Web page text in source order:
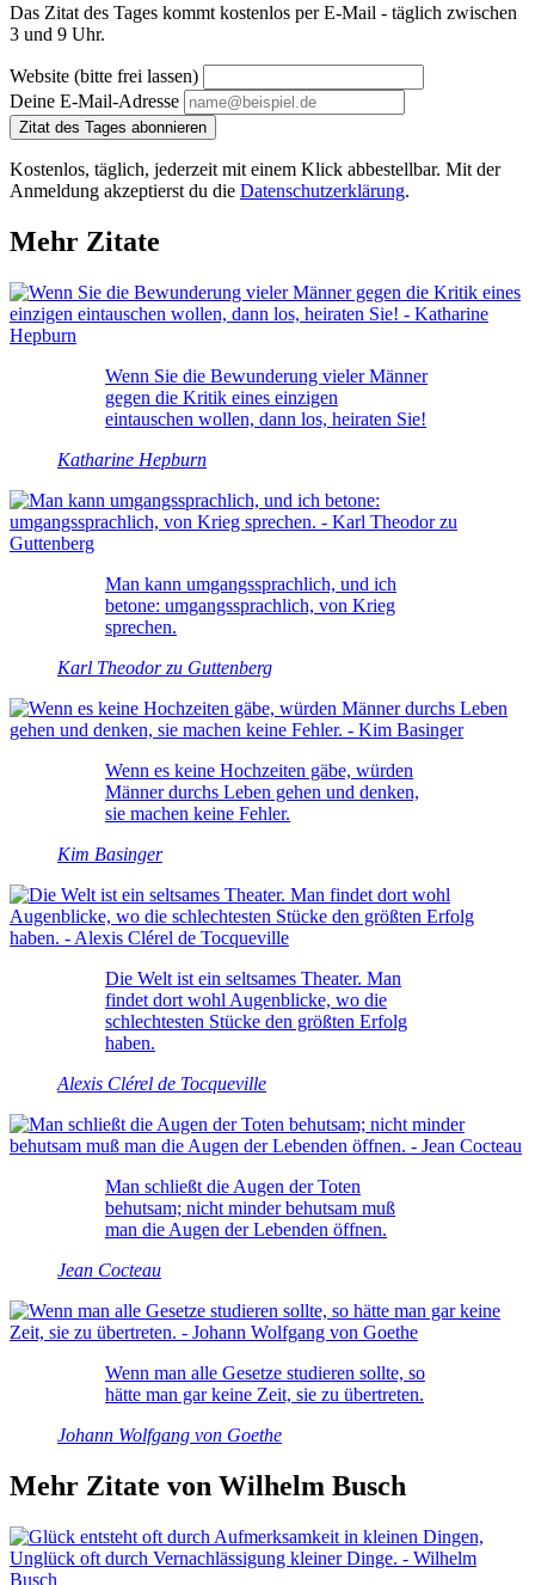
Das Zitat des Tages kommt kostenlos per E-Mail - täglich zwischen
3 und 9 Uhr.
Website (bitte frei lassen)
Deine E-Mail-Adresse
Zitat des Tages abonnieren
Kostenlos, täglich, jederzeit mit einem Klick abbestellbar. Mit der
Anmeldung akzeptierst du die Datenschutzerklärung.
Mehr Zitate
Wenn Sie die Bewunderung vieler Männer
gegen die Kritik eines einzigen
eintauschen wollen, dann los, heiraten Sie!
Katharine Hepburn
Man kann umgangssprachlich, und ich
betone: umgangssprachlich, von Krieg
sprechen.
Karl Theodor zu Guttenberg
Wenn es keine Hochzeiten gäbe, würden
Männer durchs Leben gehen und denken,
sie machen keine Fehler.
Kim Basinger
Die Welt ist ein seltsames Theater. Man
findet dort wohl Augenblicke, wo die
schlechtesten Stücke den größten Erfolg
haben.
Alexis Clérel de Tocqueville
Man schließt die Augen der Toten
behutsam; nicht minder behutsam muß
man die Augen der Lebenden öffnen.
Jean Cocteau
Wenn man alle Gesetze studieren sollte, so
hätte man gar keine Zeit, sie zu übertreten.
Johann Wolfgang von Goethe
Mehr Zitate von Wilhelm Busch